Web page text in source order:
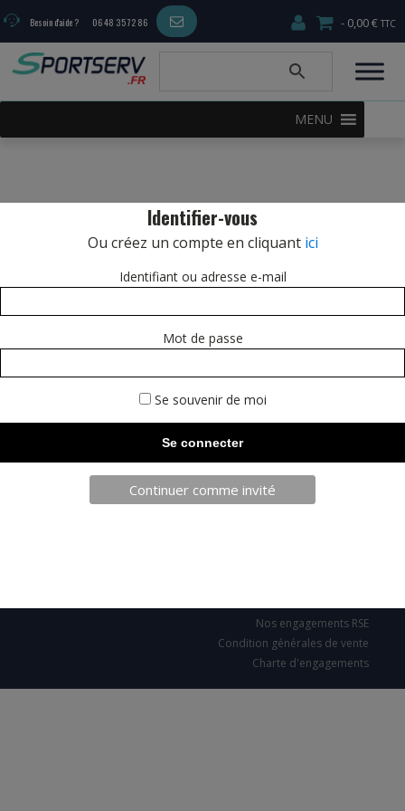
Besoin d'aide ? 06 48 35 72 86 0,00 €
MENU
TELECHARGEZ NOTRE BROCHURE
SARL JPCA - SportServ
Nos engagements RSE
Condition générales de vente
Charte d'engagements
Identifier-vous
Ou créez un compte en cliquant ici
Identifiant ou adresse e-mail
Mot de passe
Se souvenir de moi
Continuer comme invité